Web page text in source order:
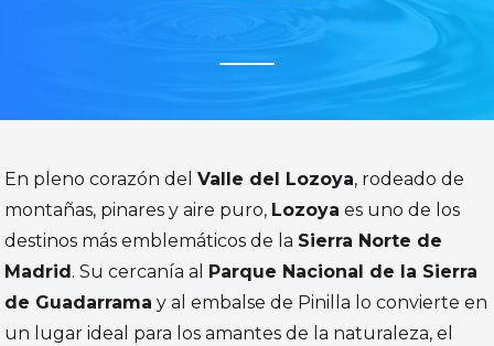
En pleno corazón delValle del Lozoya, rodeado de
montañas, pinares y aire puro, Lozoya es uno de los
destinos más emblemáticos de la Sierra Norte de
Madrid . Su cercanía al
Parque Nacional de la Sierra
de Guadarrama y al embalse de Pinilla lo convierte en
un lugar ideal para los amantes de la naturaleza, el